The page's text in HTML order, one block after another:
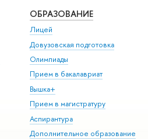
ОБРАЗОВАНИЕ
Лицей
Довузовская подготовка
Олимпиады
Прием в бакалавриат
Вышка+
Прием в магистратуру
Аспирантура
Дополнительное образование